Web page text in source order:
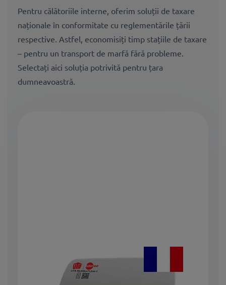
Pentru călătoriile interne, oferim soluții de taxare
naționale în conformitate cu reglementările țării
respective. Astfel, economisiți timp stațiile de taxare
– pentru un transport de marfă fără probleme.
Selectați aici soluția potrivită pentru țara
dumneavoastră.